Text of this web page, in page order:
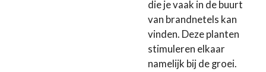
die je vaak in de buurt
van brandnetels kan
vinden. Deze planten
stimuleren elkaar
namelijk bij de groei.